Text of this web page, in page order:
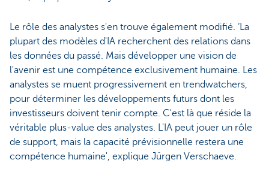
Le rôle des analystes s'en trouve également modifié. ‘La
plupart des modèles d'IA recherchent des relations dans
les données du passé. Mais développer une vision de
l'avenir est une compétence exclusivement humaine. Les
analystes se muent progressivement en trendwatchers,
pour déterminer les développements futurs dont les
investisseurs doivent tenir compte. C'est là que réside la
véritable plus-value des analystes. L'IA peut jouer un rôle
de support, mais la capacité prévisionnelle restera une
compétence humaine', explique Jürgen Verschaeve.